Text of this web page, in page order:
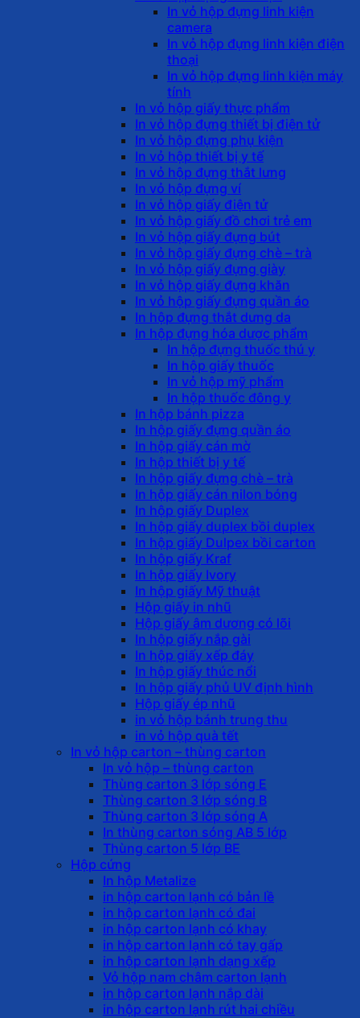
In vỏ hộp đựng linh kiện
camera
In vỏ hộp đựng linh kiện điện
thoại
In vỏ hộp đựng linh kiện máy
tính
In vỏ hộp giấy thực phẩm
In vỏ hộp đựng thiết bị điện tử
In vỏ hộp đựng phụ kiện
In vỏ hộp thiết bị y tế
In vỏ hộp đựng thắt lưng
In vỏ hộp đựng ví
In vỏ hộp giấy điện tử
In vỏ hộp giấy đồ chơi trẻ em
In vỏ hộp giấy đựng bút
In vỏ hộp giấy đựng chè – trà
In vỏ hộp giấy đựng giày
In vỏ hộp giấy đựng khăn
In vỏ hộp giấy đựng quần áo
In hộp đựng thắt dưng da
In hộp đựng hóa dược phẩm
In hộp đựng thuốc thú y
In hộp giấy thuốc
In vỏ hộp mỹ phẩm
In hộp thuốc đông y
In hộp bánh pizza
In hộp giấy đựng quần áo
In hộp giấy cán mờ
In hộp thiết bị y tế
In hộp giấy đựng chè – trà
In hộp giấy cán nilon bóng
In hộp giấy Duplex
In hộp giấy duplex bồi duplex
In hộp giấy Dulpex bồi carton
In hộp giấy Kraf
In hộp giấy Ivory
In hộp giấy Mỹ thuật
Hộp giấy in nhũ
Hộp giấy âm dương có lõi
In hộp giấy nắp gài
In hộp giấy xếp đáy
In hộp giấy thúc nổi
In hộp giấy phủ UV định hình
Hộp giấy ép nhũ
in vỏ hộp bánh trung thu
in vỏ hộp quà tết
In vỏ hộp carton – thùng carton
In vỏ hộp – thùng carton
Thùng carton 3 lớp sóng E
Thùng carton 3 lớp sóng B
Thùng carton 3 lớp sóng A
In thùng carton sóng AB 5 lớp
Thùng carton 5 lớp BE
Hộp cứng
In hộp Metalize
in hộp carton lạnh có bản lề
in hộp carton lạnh có đai
in hộp carton lạnh có khay
in hộp carton lạnh có tay gấp
in hộp carton lạnh dạng xếp
Vỏ hộp nam châm carton lạnh
in hộp carton lạnh nắp dài
in hộp carton lạnh rút hai chiều